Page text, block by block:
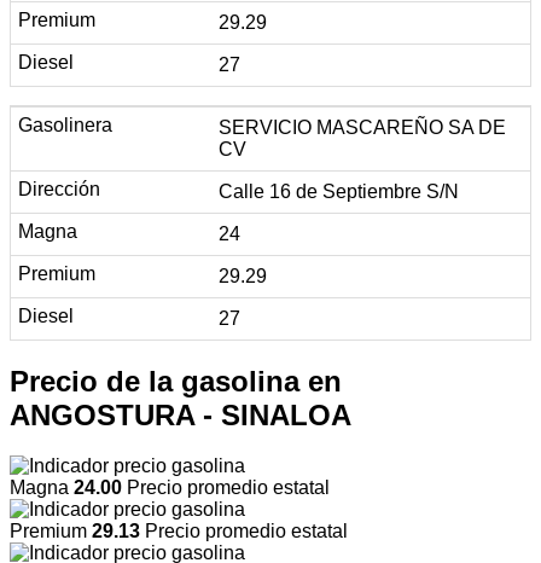
29.29
27
SERVICIO MASCAREÑO SA DE
CV
Calle 16 de Septiembre S/N
24
29.29
27
Precio de la gasolina en
ANGOSTURA - SINALOA
Magna 24.00 Precio promedio estatal
Premium 29.13 Precio promedio estatal